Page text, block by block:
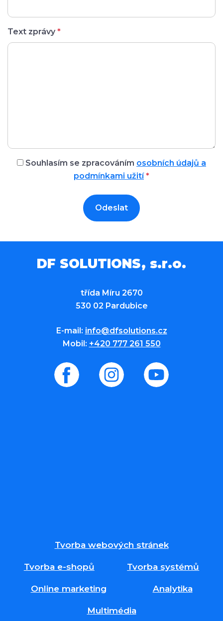
Text zprávy *
Souhlasím se zpracováním osobních údajů a
podmínkami užití *
Odeslat
DF SOLUTIONS, s.r.o.
třída Míru 2670
530 02 Pardubice
E-mail: info@dfsolutions.cz
Mobil: +420 777 261 550
Tvorba webových stránek
Tvorba e-shopů Tvorba systémů
Online marketing Analytika
Multimédia